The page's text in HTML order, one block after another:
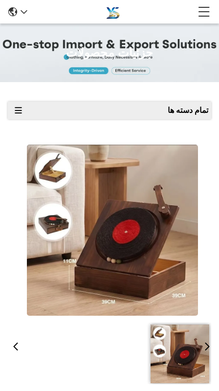
جزئیات محصولات
تمام دسته ها